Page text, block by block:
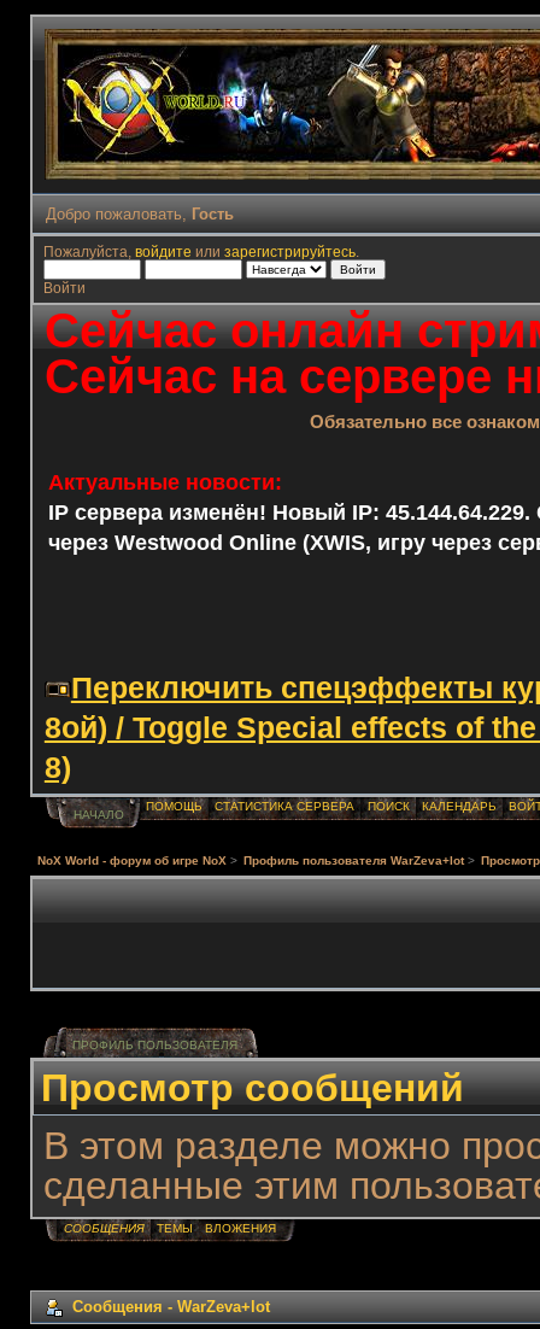
Добро пожаловать, Гость
Пожалуйста, войдите или зарегистрируйтесь.
Войти
Сейчас онлайн
Сейчас на сервере
Обязательно все
Актуальные новости:
IP сервера изменён! Новый IP: 45.144.64.229.
через Westwood Online (XWIS, игру через
Переключить спецэффекты
8ой) / Toggle Special effects of
8)
НАЧАЛО
ПОМОЩЬ СТАТИСТИКА СЕРВЕРА ПОИСК КАЛЕНДАРЬ
NoX World - форум об игре NoX > Профиль пользователя WarZeva+lot>
ПРОФИЛЬ ПОЛЬЗОВАТЕЛЯ
Просмотр сообщений
В этом разделе можно
сделанные этим
СООБЩЕНИЯ ТЕМЫ ВЛОЖЕНИЯ
Сообщения - WarZeva+lot